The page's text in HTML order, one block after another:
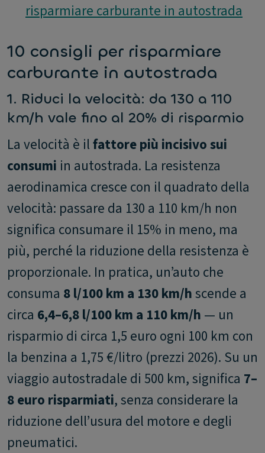
risparmiare carburante in autostrada
10 consigli per risparmiare
carburante in autostrada
1. Riduci la velocità: da 130 a 110
km/h vale fino al 20% di risparmio
La velocità è ilfattore più incisivo sui
consumi in autostrada. La resistenza
aerodinamica cresce con il quadrato della
velocità: passare da 130 a 110 km/h non
significa consumare il 15% in meno, ma
più, perché la riduzione della resistenza è
proporzionale. In pratica, un’auto che
consuma 8 l/100 km a 130 km/hscende a
circa 6,4–6,8 l/100 km a 110 km/h — un
risparmio di circa 1,5 euro ogni 100 km con
la benzina a 1,75 €/litro (prezzi 2026). Su un
viaggio autostradale di 500 km, significa 7–
8 euro risparmiati, senza considerare la
riduzione dell’usura del motore e degli
pneumatici.